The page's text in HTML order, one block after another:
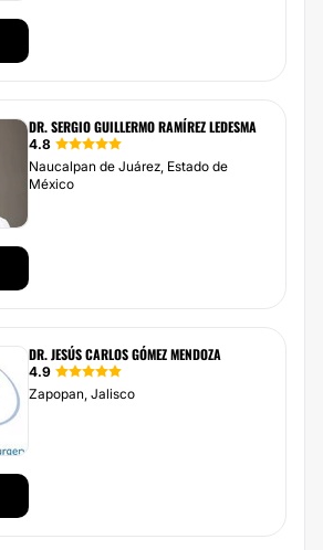
DR. SERGIO GUILLERMO RAMÍREZ LEDESMA
4.8
Naucalpan de Juárez, Estado de
México
DR. JESÚS CARLOS GÓMEZ MENDOZA
4.9
Zapopan, Jalisco